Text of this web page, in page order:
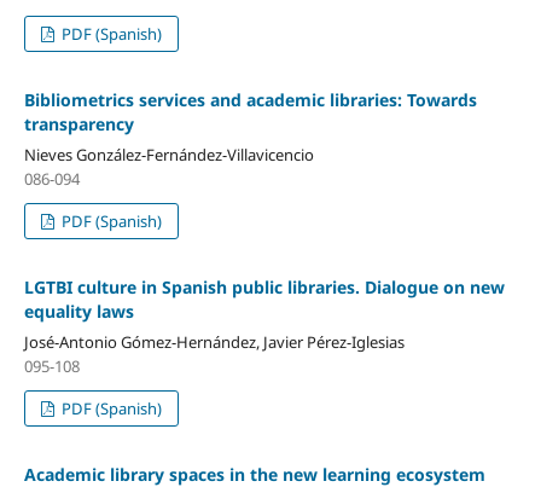
PDF (Spanish)
Bibliometrics services and academic libraries: Towards
transparency
Nieves González-Fernández-Villavicencio
086-094
PDF (Spanish)
LGTBI culture in Spanish public libraries. Dialogue on new
equality laws
José-Antonio Gómez-Hernández, Javier Pérez-Iglesias
095-108
PDF (Spanish)
Academic library spaces in the new learning ecosystem